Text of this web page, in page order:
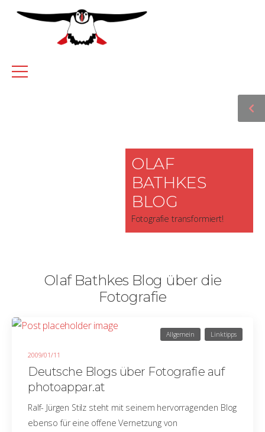
OLAF
BATHKES
BLOG
Fotografie transformiert!
Olaf Bathkes Blog über die
Fotografie
2009/01/11
Allgemein Linktipps
Deutsche Blogs über Fotografie auf
photoappar.at
Ralf- Jürgen Stilz steht mit seinem hervorragenden Blog
ebenso für eine offene Vernetzung von